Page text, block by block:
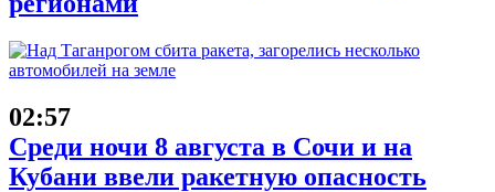
02:57
Среди ночи 8 августа в Сочи и на
Кубани ввели ракетную опасность